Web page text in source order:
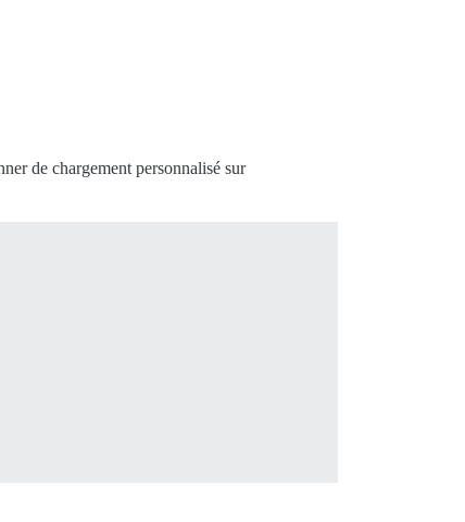
de chargement personnalisé sur